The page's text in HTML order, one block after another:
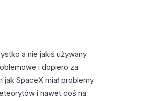
a nie jakiś używany
i dopiero za
jak SpaceX miał problemy
i nawet coś na